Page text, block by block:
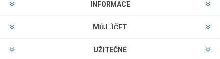
INFORMACE
MŮJ ÚČET
UŽITEČNÉ